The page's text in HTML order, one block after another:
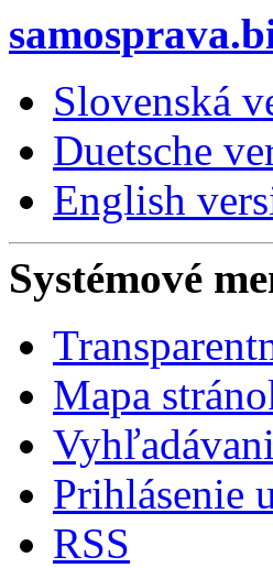
Slovenská
Duetsche
English
Systémové
Mapa
Prihlásenie
RSS